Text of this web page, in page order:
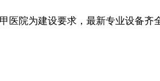
医院为建设要求，最新专业设备齐